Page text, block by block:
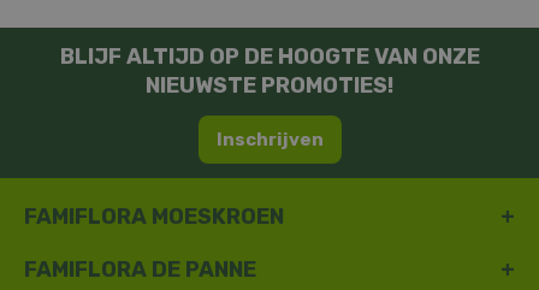
BLIJF ALTIJD OP DE HOOGTE VAN ONZE
NIEUWSTE PROMOTIES!
Inschrijven
FAMIFLORA MOESKROEN
FAMIFLORA DE PANNE